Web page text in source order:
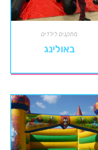
מתקנים לילדים
באולינג